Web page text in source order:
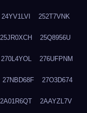
24YV1LVI 252T7VNK
25JR0XCH 25Q8956U
270L4YOL 276UFPNM
27NBD68F 27O3D674
2A01R6QT 2AAYZL7V